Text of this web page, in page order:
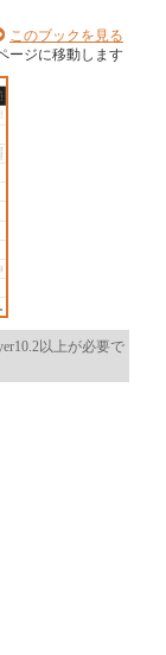
このブックを見る
ージに移動します
以上が必要で